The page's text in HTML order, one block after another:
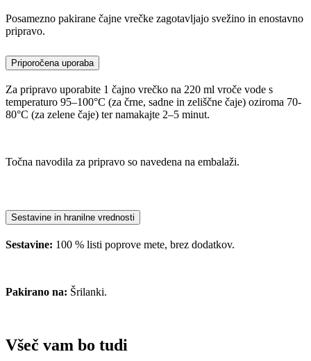
Posamezno pakirane čajne vrečke zagotavljajo svežino in enostavno
pripravo.
Priporočena uporaba
Za pripravo uporabite 1 čajno vrečko na 220 ml vroče vode s
temperaturo 95–100°C (za črne, sadne in zeliščne čaje) oziroma 70-
80°C (za zelene čaje) ter namakajte 2–5 minut.
Točna navodila za pripravo so navedena na embalaži.
Sestavine in hranilne vrednosti
Sestavine: 100 % listi poprove mete, brez dodatkov.
Pakirano na: Šrilanki.
Všeč vam bo tudi